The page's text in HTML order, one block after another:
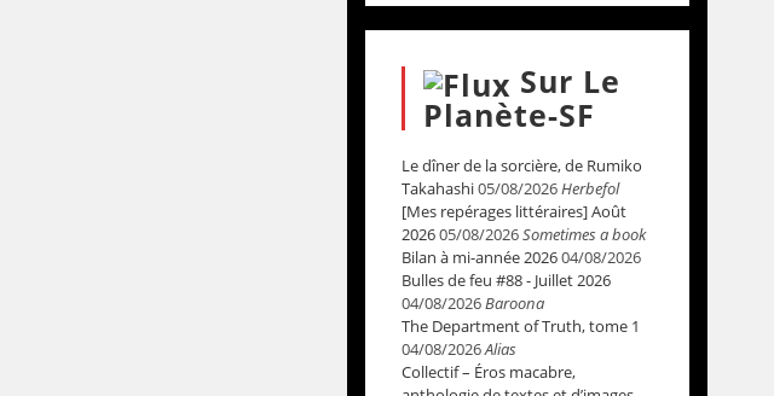
Sur Le
Planète-SF
Le dîner de la sorcière, de Rumiko
Takahashi05/08/2026Herbefol
[Mes repérages littéraires] Août
202605/08/2026Sometimes a book
Bilan à mi-année 202604/08/2026
Bulles de feu #88 - Juillet 2026
04/08/2026Baroona
The Department of Truth, tome 1
04/08/2026Alias
Collectif – Éros macabre,